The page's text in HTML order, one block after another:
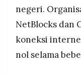
negeri.
NetBlocks dan
koneksi
nol selama